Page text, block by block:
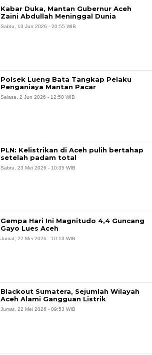
Kabar Duka, Mantan Gubernur Aceh
Zaini Abdullah Meninggal Dunia
Sabtu, 13 Jun 2026 - 20:55 WIB
Polsek Lueng Bata Tangkap Pelaku
Penganiaya Mantan Pacar
Selasa, 2 Jun 2026 - 12:50 WIB
PLN: Kelistrikan di Aceh pulih bertahap
setelah padam total
Sabtu, 23 Mei 2026 - 10:35 WIB
Gempa Hari Ini Magnitudo 4,4 Guncang
Gayo Lues Aceh
Jumat, 22 Mei 2026 - 10:13 WIB
Blackout Sumatera, Sejumlah Wilayah
Aceh Alami Gangguan Listrik
Jumat, 22 Mei 2026 - 09:53 WIB